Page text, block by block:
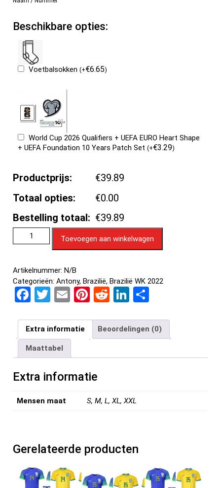
Beschikbare opties:
Voetbalsokken(+€6.65)
World Cup 2026 Qualifiers + UEFA EURO Heart Shape
+ UEFA Foundation 10 Years Patch Set(+€3.29)
Productprijs:
€39.89
Totaal opties:
€0.00
Bestelling totaal: €39.89
Toevoegen aan winkelwagen
Artikelnummer:N/B
Categorieën:Antony,Brazilië,Brazilië WK 2022
F
ce
b
o
o
k
T
tt
er
E
ail
Pi
er
es
t
R
d
di
t
Li
ke
dI
n
e
n
Extra informatie Beoordelingen (0)
Maattabel
Extra informatie
Mensen maat S, M, L, XL, XXL
Gerelateerde producten